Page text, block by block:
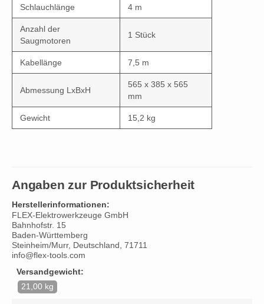
Schlauchlänge 4 m
Anzahl der
Saugmotoren
1 Stück
Kabellänge 7,5 m
Abmessung LxBxH
565 x 385 x 565
mm
Gewicht 15,2 kg
Angaben zur Produktsicherheit
Herstellerinformationen:
FLEX-Elektrowerkzeuge GmbH
Bahnhofstr. 15
Baden-Württemberg
Steinheim/Murr, Deutschland, 71711
info@flex-tools.com
Versandgewicht:
21,00 kg